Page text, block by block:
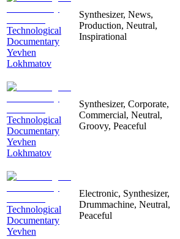
Technological
Documentary
Yevhen
Lokhmatov
Synthesizer, News,
Production, Neutral,
Inspirational
Technological
Documentary
Yevhen
Lokhmatov
Synthesizer, Corporate,
Commercial, Neutral,
Groovy, Peaceful
Technological
Documentary
Yevhen
Electronic, Synthesizer,
Drummachine, Neutral,
Peaceful